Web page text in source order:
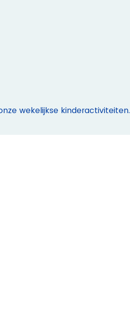
wekelijkse kinderactiviteiten.